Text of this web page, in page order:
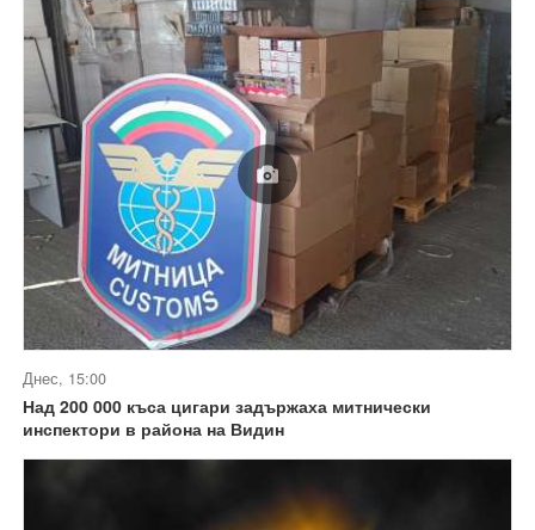
Днес, 15:00
Над 200 000 къса цигари задържаха митнически
инспектори в района на Видин